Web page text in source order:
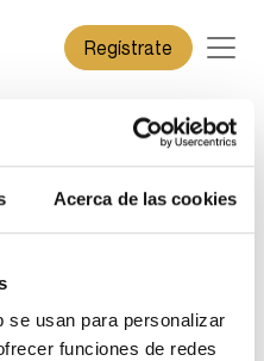
Acerca de las cookies
se usan para personalizar
funciones de redes
Regístrate
en los diferentes